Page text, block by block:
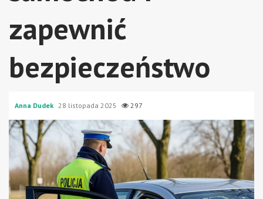
zapewnić
bezpieczeństwo
Anna Dudek 28 listopada 2025 297